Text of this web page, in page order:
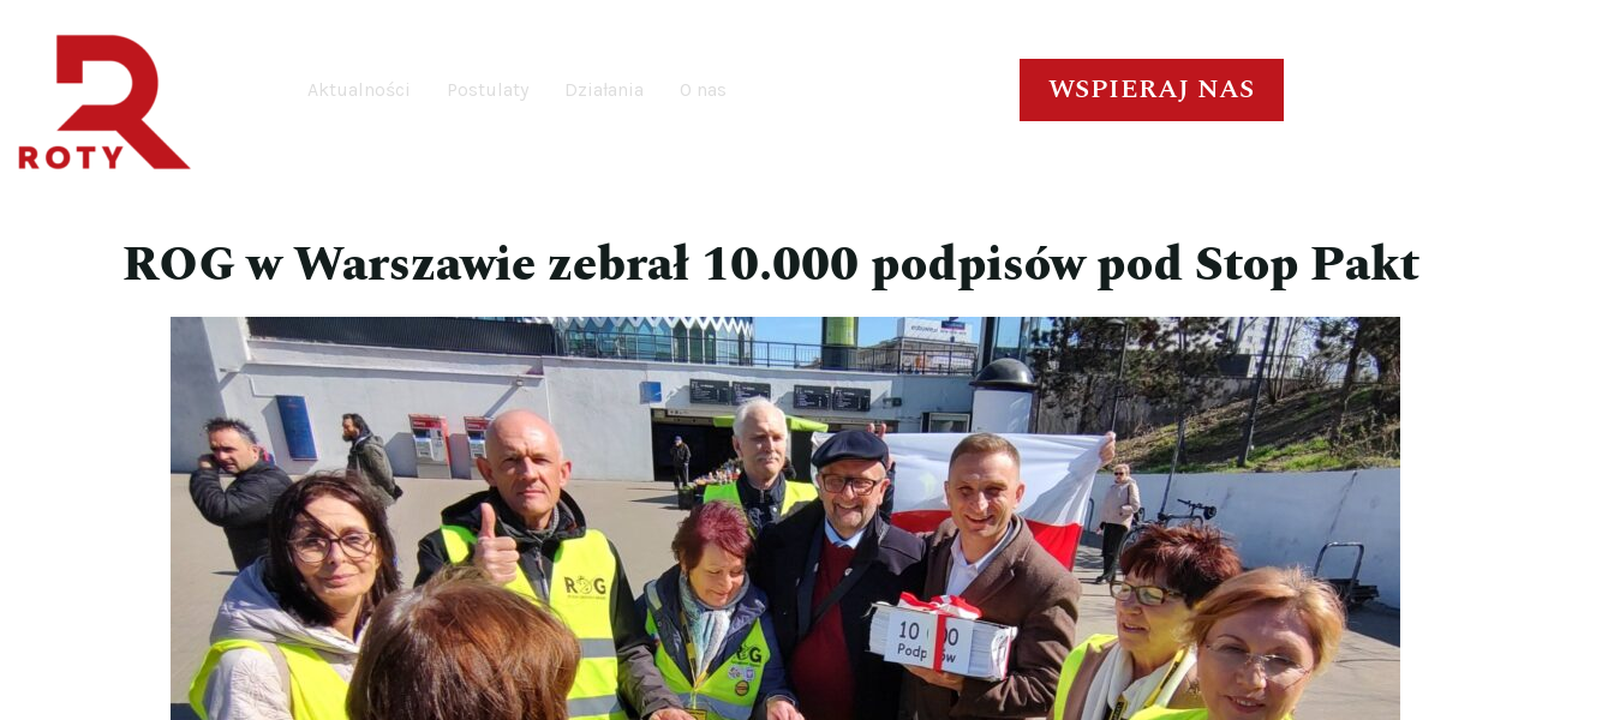
Aktualności Postulaty Działania O nas WSPIERAJ NAS
ROG w Warszawie zebrał 10.000 podpisów pod Stop Pakt